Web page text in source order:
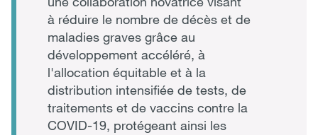
à réduire le nombre de décès et de
maladies graves grâce au
développement accéléré, à
l'allocation équitable et à la
distribution intensifiée de tests, de
traitements et de vaccins contre la
COVID-19, protégeant ainsi les